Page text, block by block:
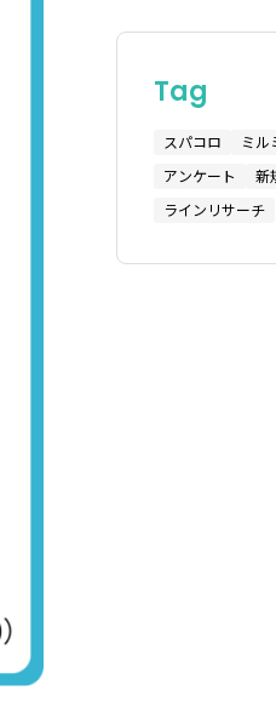
Tag
スパコロ ミル
アンケート
新
ラインリサーチ